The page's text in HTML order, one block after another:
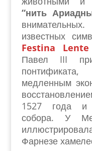
“нить
известных
Festina Lente
Павел III
медленным
1527 года и
собора. У
Фарнезе